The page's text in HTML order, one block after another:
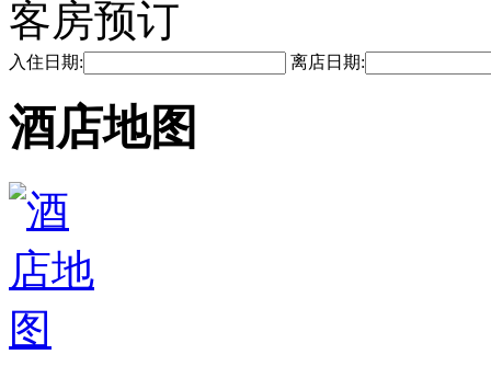
客房预订
入住日期: 离店日期:
酒店地图